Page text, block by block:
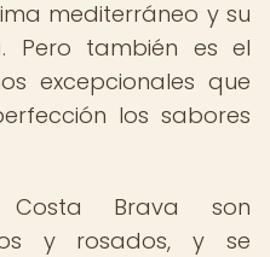
mediterráneo y su
Pero también es el
excepcionales que
los sabores
Brava son
y rosados, y se